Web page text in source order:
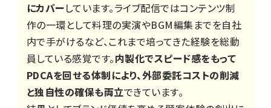
にカバーしています。ライブ配信ではコンテンツ制
作の一環として料理の実演やBGM編集までを自社
内で手がけるなど、これまで培ってきた経験を総動
員している感覚です。内製化でスピード感をもって
PDCAを回せる体制により、外部委託コストの削減
と独自性の確保も両立できています。